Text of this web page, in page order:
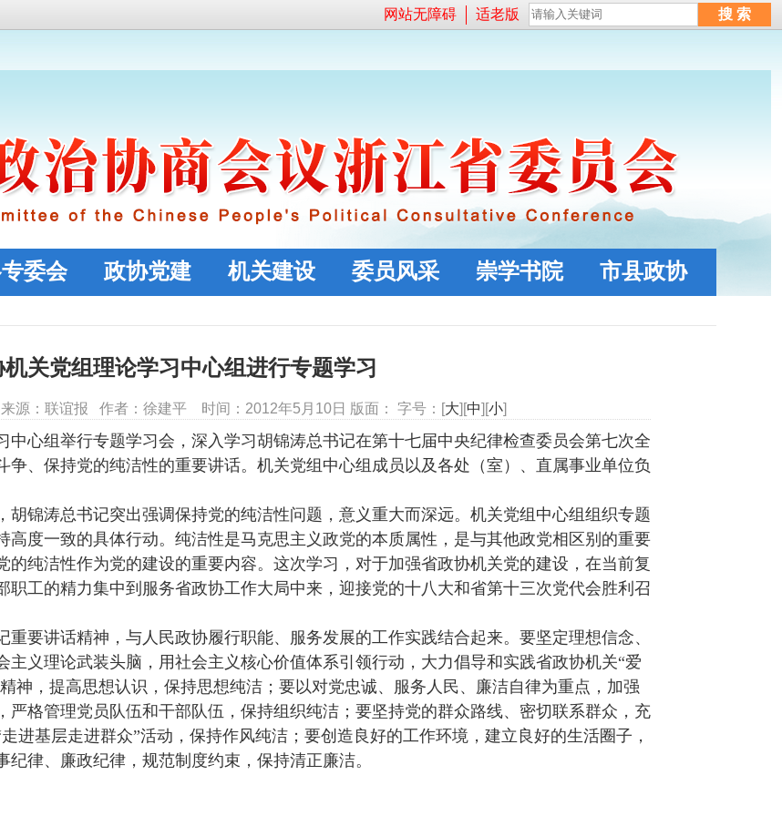
网站无障碍 适老版
委会 政协党建 机关建设 委员风采 崇学书院 市县政协
关党组理论学习中心组进行专题学习
源：联谊报 作者：徐建平 时间：2012年5月10日 版面： 字号：[大][中][小]
中心组举行专题学习会，深入学习胡锦涛总书记在第十七届中央纪律检查委员会第七次全
、保持党的纯洁性的重要讲话。机关党组中心组成员以及各处（室）、直属事业单位负
锦涛总书记突出强调保持党的纯洁性问题，意义重大而深远。机关党组中心组组织专题
度一致的具体行动。纯洁性是马克思主义政党的本质属性，是与其他政党相区别的重要
的纯洁性作为党的建设的重要内容。这次学习，对于加强省政协机关党的建设，在当前复
工的精力集中到服务省政协工作大局中来，迎接党的十八大和省第十三次党代会胜利召
讲话精神，与人民政协履行职能、服务发展的工作实践结合起来。要坚定理想信念、
义理论武装头脑，用社会主义核心价值体系引领行动，大力倡导和实践省政协机关“爱
神，提高思想认识，保持思想纯洁；要以对党忠诚、服务人民、廉洁自律为重点，加强
格管理党员队伍和干部队伍，保持组织纯洁；要坚持党的群众路线、密切联系群众，充
进基层走进群众”活动，保持作风纯洁；要创造良好的工作环境，建立良好的生活圈子，
律、廉政纪律，规范制度约束，保持清正廉洁。